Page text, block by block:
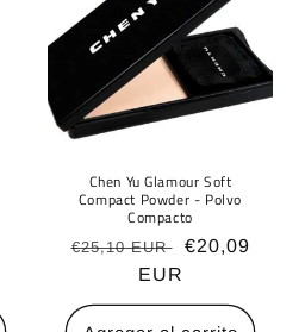
Chen Yu Glamour Soft
Compact Powder - Polvo
Compacto
Precio
habitual
€25,10 EUR
Precio
oferta
€20,09
EUR